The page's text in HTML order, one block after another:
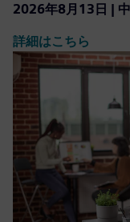
2026年8月13日 |
詳細はこちら